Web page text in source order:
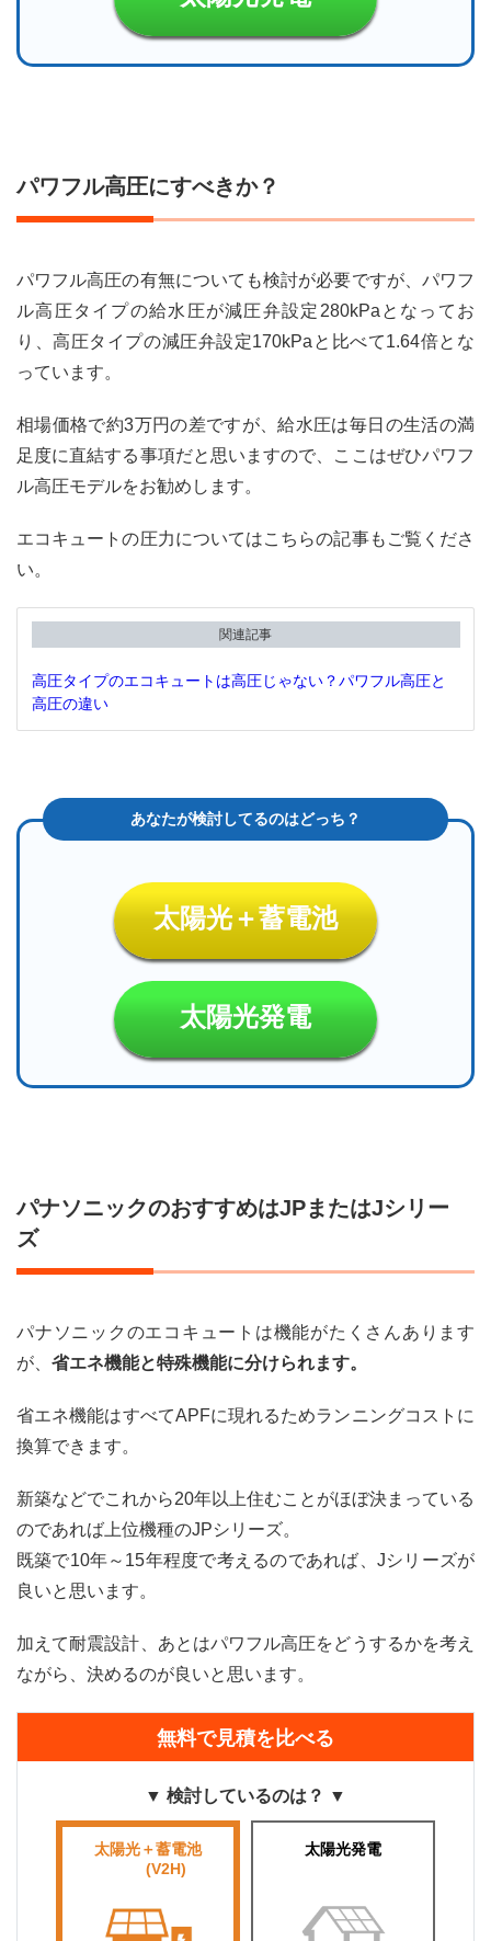
パワフル高圧にすべきか？
パワフル高圧の有無についても検討が必要ですが、パワフ
ル高圧タイプの給水圧が減圧弁設定280kPaとなってお
り、高圧タイプの減圧弁設定170kPaと比べて1.64倍とな
っています。
相場価格で約3万円の差ですが、給水圧は毎日の生活の満
足度に直結する事項だと思いますので、ここはぜひパワフ
ル高圧モデルをお勧めします。
エコキュートの圧力についてはこちらの記事もご覧くださ
い。
関連記事
高圧タイプのエコキュートは高圧じゃない？パワフル高圧と
高圧の違い
太陽光＋蓄電池
太陽光発電
パナソニックのおすすめはJPまたはJシリー
ズ
パナソニックのエコキュートは機能がたくさんあります
が、 省エネ機能と特殊機能に分けられます。
省エネ機能はすべてAPFに現れるためランニングコストに
換算できます。
新築などでこれから20年以上住むことがほぼ決まっている
のであれば上位機種のJPシリーズ。
既築で10年～15年程度で考えるのであれば、Jシリーズが
良いと思います。
加えて耐震設計、あとはパワフル高圧をどうするかを考え
ながら、決めるのが良いと思います。
無料で見積を比べる
▼ 検討しているのは？ ▼
太陽光＋蓄電池
(V2H)
太陽光発電